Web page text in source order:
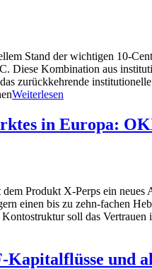
Stand der wichtigen 10-
Diese Kombination aus
zurückkehrende
Weiterlesen
in Europa:
Produkt X-Perps ein
einen bis zu zehn-fachen
soll das
und